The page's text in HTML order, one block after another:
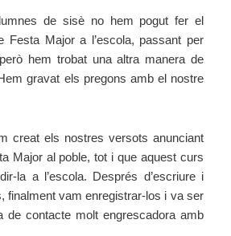
de sisè no hem pogut fer el
Festa Major a l’escola, passant per
hem trobat una altra manera de
gravat els pregons amb el nostre
creat els nostres versots anunciant
Major al poble, tot i que aquest curs
la a l’escola. Després d’escriure i
finalment vam enregistrar-los i va ser
de contacte molt engrescadora amb